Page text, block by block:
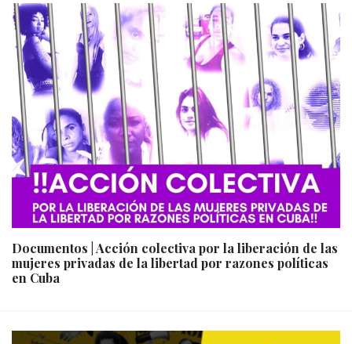
Documentos | Acción colectiva por la liberación de las
mujeres privadas de la libertad por razones políticas
en Cuba